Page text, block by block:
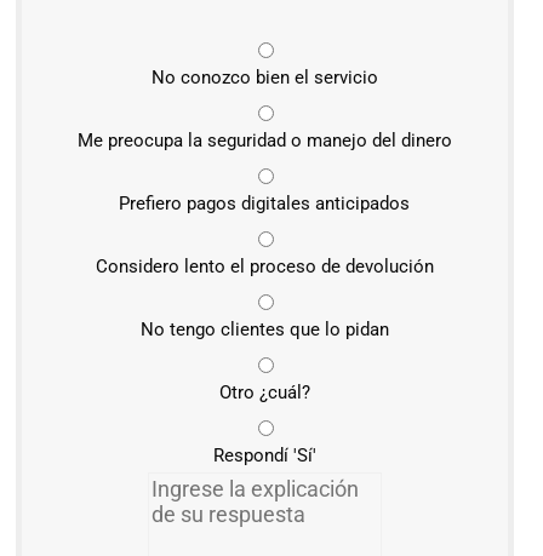
No conozco bien el servicio
Me preocupa la seguridad o manejo del dinero
Prefiero pagos digitales anticipados
Considero lento el proceso de devolución
No tengo clientes que lo pidan
Otro ¿cuál?
Respondí 'Sí'